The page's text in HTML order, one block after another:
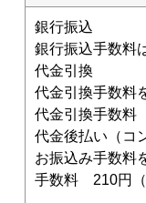
広内エゾリスの
NEEDS社/モッ
その他の食品（仕入
チーズが美味し
すじ青のり
出版物など
銀行振込
銀行振込手数料
代金引換
代金引換手数料
代金引換手数
代金後払い（コ
お振込み手数料
手数料 210円